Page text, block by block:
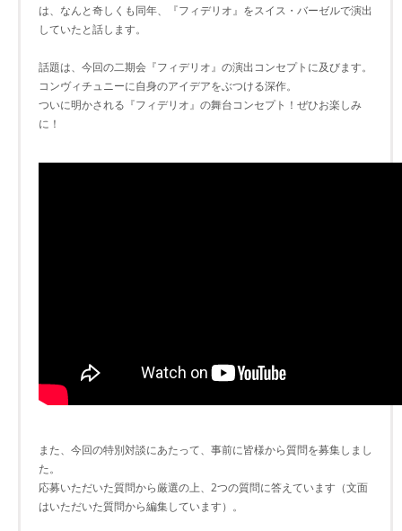
は、なんと奇しくも同年、『フィデリオ』をスイス・バーゼルで演出
していたと話します。
話題は、今回の二期会『フィデリオ』の演出コンセプトに及びます。
コンヴィチュニーに自身のアイデアをぶつける深作。
ついに明かされる『フィデリオ』の舞台コンセプト！ぜひお楽しみ
に！
また、今回の特別対談にあたって、事前に皆様から質問を募集しまし
た。
応募いただいた質問から厳選の上、2つの質問に答えています（文面
はいただいた質問から編集しています）。